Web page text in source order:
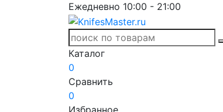
Ежедневно 10:00 - 21:00
Каталог
0
Сравнить
0
Избранное